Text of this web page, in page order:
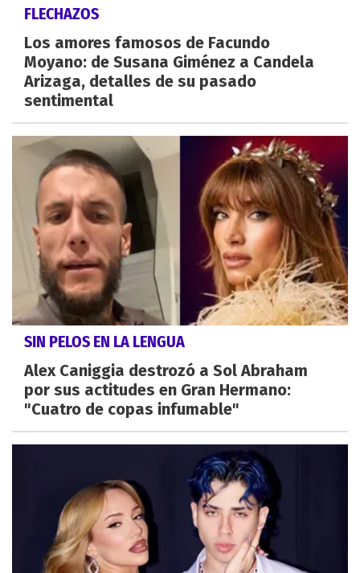
FLECHAZOS
Los amores famosos de Facundo
Moyano: de Susana Giménez a Candela
Arizaga, detalles de su pasado
sentimental
SIN PELOS EN LA LENGUA
Alex Caniggia destrozó a Sol Abraham
por sus actitudes en Gran Hermano:
"Cuatro de copas infumable"